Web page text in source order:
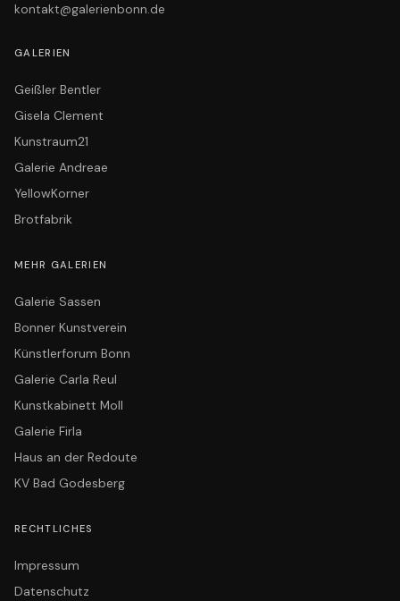
kontakt@galerienbonn.de
GALERIEN
Geißler Bentler
Gisela Clement
Kunstraum21
Galerie Andreae
YellowKorner
Brotfabrik
MEHR GALERIEN
Galerie Sassen
Bonner Kunstverein
Künstlerforum Bonn
Galerie Carla Reul
Kunstkabinett Moll
Galerie Firla
Haus an der Redoute
KV Bad Godesberg
RECHTLICHES
Impressum
Datenschutz